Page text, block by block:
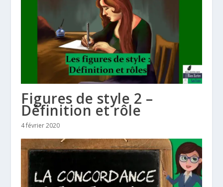
Figures de style 2 –
Définition et rôle
4 février 2020